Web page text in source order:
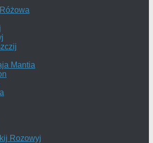
Mantia
Rozowyj